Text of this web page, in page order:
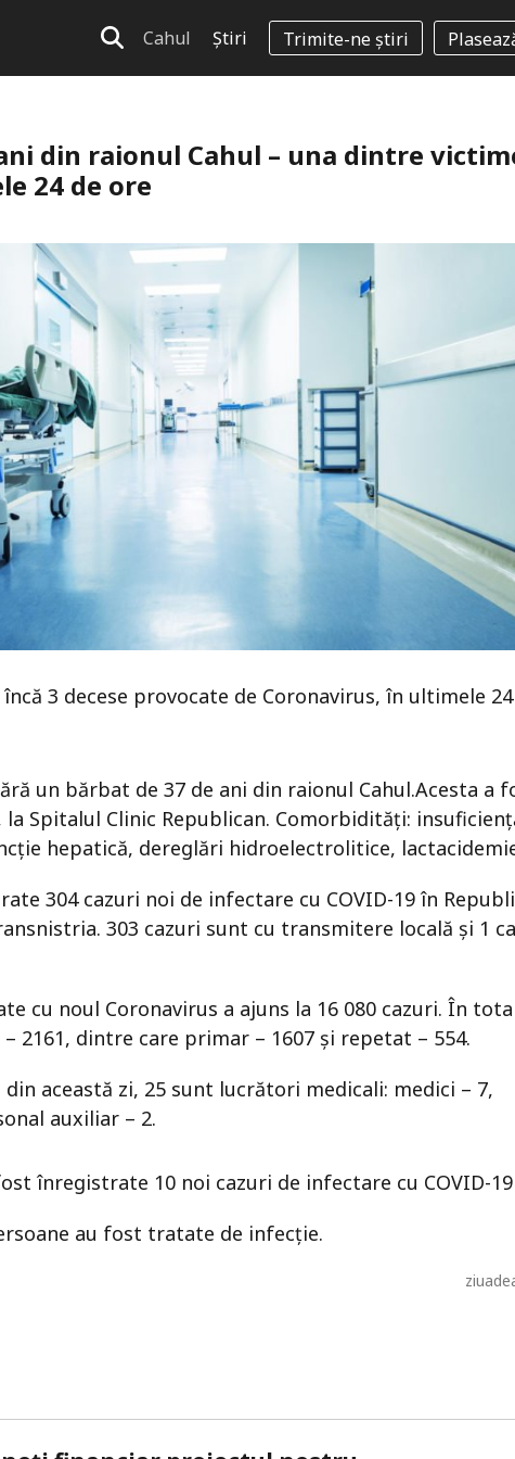
Cahul Știri Trimite-ne știri
din raionul Cahul – una dintre
24 de ore
3 decese provocate de Coronavirus, în ultimele
un bărbat de 37 de ani din raionul Cahul.Acesta a
Spitalul Clinic Republican. Comorbidități:
hepatică, dereglări hidroelectrolitice,
304 cazuri noi de infectare cu COVID-19 în
303 cazuri sunt cu transmitere locală și 1
cu noul Coronavirus a ajuns la 16 080 cazuri. În
2161, dintre care primar – 1607 şi repetat – 554.
această zi, 25 sunt lucrători medicali: medici – 7,
auxiliar – 2.
înregistrate 10 noi cazuri de infectare cu COVID-19
au fost tratate de infecție.